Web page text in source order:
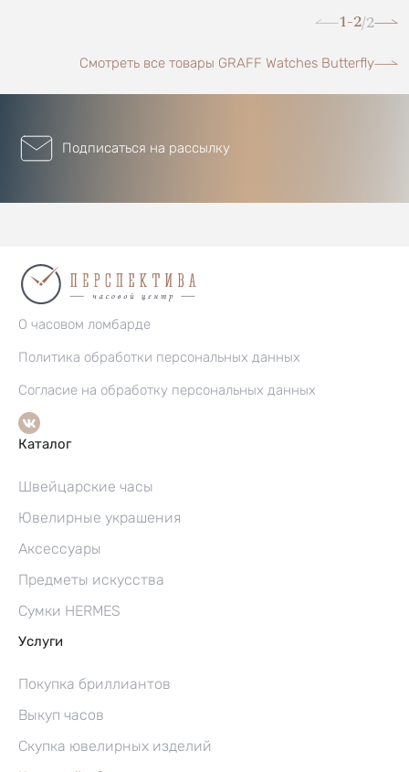
1-2/2
Смотреть все товары GRAFF Watches Butterfly
Подписаться на рассылку
О часовом ломбарде
Политика обработки персональных данных
Согласие на обработку персональных данных
Каталог
Швейцарские часы
Ювелирные украшения
Аксессуары
Предметы искусства
Сумки HERMES
Услуги
Покупка бриллиантов
Выкуп часов
Скупка ювелирных изделий